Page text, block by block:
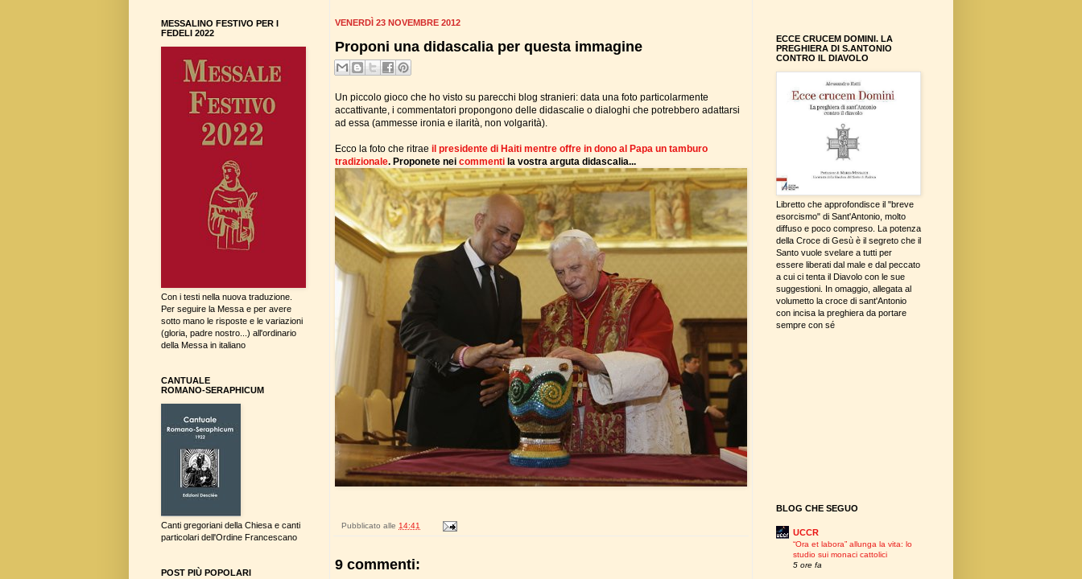
VENERDÌ 23 NOVEMBRE 2012
Proponi una didascalia per questa immagine
Un piccolo gioco che ho visto su parecchi blog stranieri: data una foto particolarmente
accattivante, i commentatori propongono delle didascalie o dialoghi che potrebbero adattarsi
ad essa (ammesse ironia e ilarità, non volgarità).
Ecco la foto che ritrae il presidente di Haiti mentre offre in dono al Papa un tamburo
tradizionale. Proponete nei commenti la vostra arguta didascalia...
Pubblicato alle 14:41
9 commenti:
MESSALINO FESTIVO PER I
FEDELI 2022
Con i testi nella nuova traduzione.
Per seguire la Messa e per avere
sotto mano le risposte e le variazioni
(gloria, padre nostro...) all'ordinario
della Messa in italiano
CANTUALE
ROMANO-SERAPHICUM
Canti gregoriani della Chiesa e canti
particolari dell'Ordine Francescano
POST PIÙ POPOLARI
ECCE CRUCEM DOMINI. LA
PREGHIERA DI S.ANTONIO
CONTRO IL DIAVOLO
Libretto che approfondisce il "breve
esorcismo" di Sant'Antonio, molto
diffuso e poco compreso. La potenza
della Croce di Gesù è il segreto che il
Santo vuole svelare a tutti per
essere liberati dal male e dal peccato
a cui ci tenta il Diavolo con le sue
suggestioni. In omaggio, allegata al
volumetto la croce di sant'Antonio
con incisa la preghiera da portare
sempre con sé
BLOG CHE SEGUO
UCCR
“Ora et labora” allunga la vita: lo
studio sui monaci cattolici
5 ore fa